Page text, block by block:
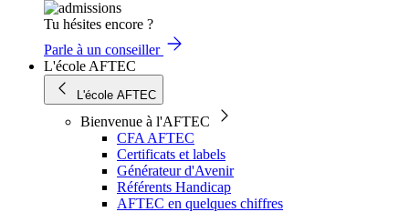
Tu hésites encore ?
Parle à un conseiller
L'école AFTEC
L'école AFTEC
Bienvenue à l'AFTEC
CFA AFTEC
Certificats et labels
Générateur d'Avenir
Référents Handicap
AFTEC en quelques chiffres